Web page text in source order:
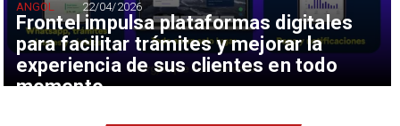
Frontel impulsa plataformas digitales
para facilitar trámites y mejorar la
experiencia de sus clientes en todo
momento
ANGOL 22/04/2026